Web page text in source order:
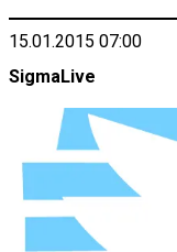
15.01.2015 07:00
SigmaLive